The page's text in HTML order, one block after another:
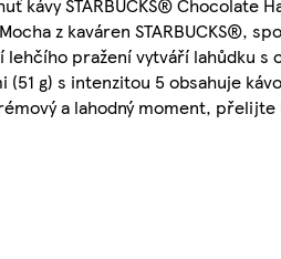
z kaváren STARBUCKS®,
lehčího pražení vytváří lahůdku
g) s intenzitou 5 obsahuje
a lahodný moment,